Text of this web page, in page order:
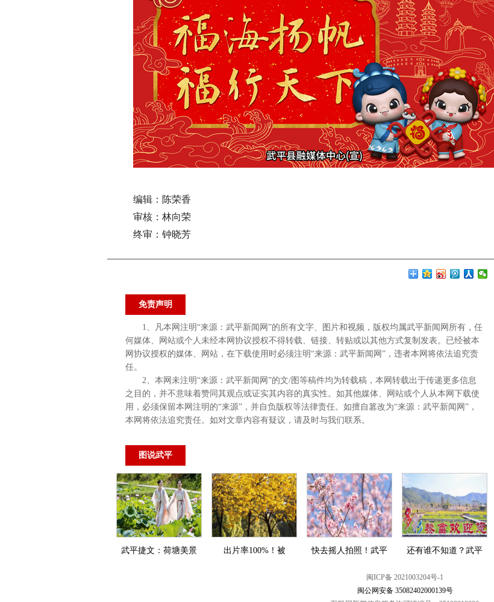
编辑：陈荣香
审核：林向荣
终审：钟晓芳
免责声明
1、凡本网注明“来源：武平新闻网”的所有文字、图片和视频，版权均属武平新闻网所有，任
何媒体、网站或个人未经本网协议授权不得转载、链接、转贴或以其他方式复制发表。已经被本
网协议授权的媒体、网站，在下载使用时必须注明“来源：武平新闻网”，违者本网将依法追究责
任。
2、本网未注明“来源：武平新闻网”的文/图等稿件均为转载稿，本网转载出于传递更多信息
之目的，并不意味着赞同其观点或证实其内容的真实性。如其他媒体、网站或个人从本网下载使
用，必须保留本网注明的“来源”，并自负版权等法律责任。如擅自篡改为“来源：武平新闻网”，
本网将依法追究责任。如对文章内容有疑议，请及时与我们联系。
图说武平
武平捷文：荷塘美景 出片率100%！被 快去摇人拍照！武平 还有谁不知道？武平
闽ICP备 2021003204号-1
闽公网安备 35082402000139号